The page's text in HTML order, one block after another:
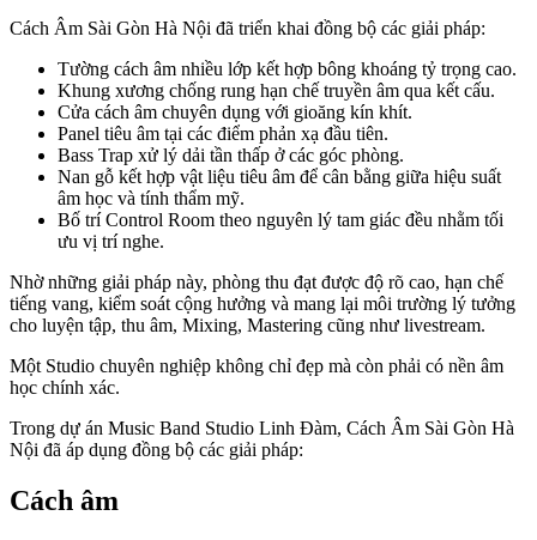
Cách Âm Sài Gòn Hà Nội đã triển khai đồng bộ các giải pháp:
Tường cách âm nhiều lớp kết hợp bông khoáng tỷ trọng cao.
Khung xương chống rung hạn chế truyền âm qua kết cấu.
Cửa cách âm chuyên dụng với gioăng kín khít.
Panel tiêu âm tại các điểm phản xạ đầu tiên.
Bass Trap xử lý dải tần thấp ở các góc phòng.
Nan gỗ kết hợp vật liệu tiêu âm để cân bằng giữa hiệu suất
âm học và tính thẩm mỹ.
Bố trí Control Room theo nguyên lý tam giác đều nhằm tối
ưu vị trí nghe.
Nhờ những giải pháp này, phòng thu đạt được độ rõ cao, hạn chế
tiếng vang, kiểm soát cộng hưởng và mang lại môi trường lý tưởng
cho luyện tập, thu âm, Mixing, Mastering cũng như livestream.
Một Studio chuyên nghiệp không chỉ đẹp mà còn phải có nền âm
học chính xác.
Trong dự án Music Band Studio Linh Đàm, Cách Âm Sài Gòn Hà
Nội đã áp dụng đồng bộ các giải pháp:
Cách âm